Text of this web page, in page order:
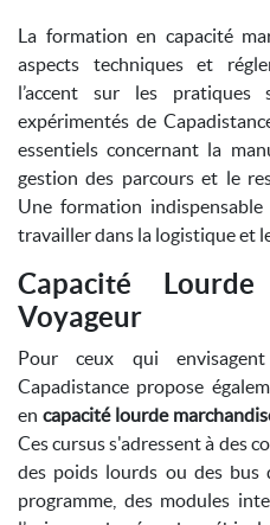
La formation en capacité
aspects techniques et
l’accent sur les pratiques
expérimentés de
essentiels concernant la
gestion des parcours et le
Une formation
travailler dans la logistique et
Capacité
Voyageur
Pour ceux qui
Capadistance propose
en capacité lourde
Ces cursus s'adressent à des
des poids lourds ou des bus
programme, des modules